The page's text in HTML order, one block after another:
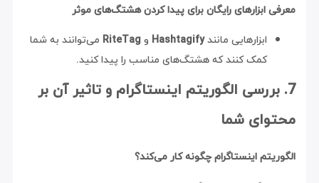
معرفی ابزارهای رایگان برای پیدا کردن هشتگ‌های موثر
ابزارهایی مانندHashtagify وRiteTag می‌توانند به شما
کمک کنند که هشتگ‌های مناسب را پیدا کنید.
7. بررسی الگوریتم اینستاگرام و تاثیر آن بر
محتوای شما
الگوریتم اینستاگرام چگونه کار می‌کند؟